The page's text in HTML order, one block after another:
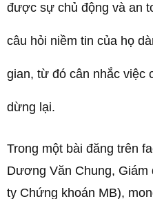
được sự chủ động và an
câu hỏi niềm tin của họ
gian, từ đó cân nhắc việc
dừng lại.
Trong một bài đăng trên
Dương Văn Chung,
ty Chứng khoán MB),